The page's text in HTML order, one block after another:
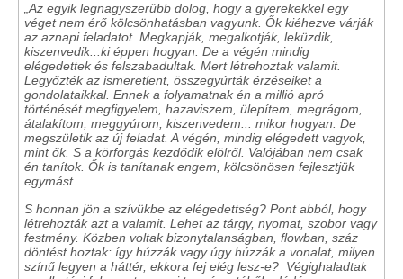
„Az egyik legnagyszerűbb dolog, hogy a gyerekekkel egy
véget nem érő kölcsönhatásban vagyunk. Ők kiéhezve várják
az aznapi feladatot. Megkapják, megalkotják, leküzdik,
kiszenvedik...ki éppen hogyan. De a végén mindig
elégedettek és felszabadultak. Mert létrehoztak valamit.
Legyőzték az ismeretlent, összegyúrták érzéseiket a
gondolataikkal. Ennek a folyamatnak én a millió apró
történését megfigyelem, hazaviszem, ülepítem, megrágom,
átalakítom, meggyúrom, kiszenvedem... mikor hogyan. De
megszületik az új feladat. A végén, mindig elégedett vagyok,
mint ők. S a körforgás kezdődik elölről. Valójában nem csak
én tanítok. Ők is tanítanak engem, kölcsönösen fejlesztjük
egymást.
S honnan jön a szívükbe az elégedettség? Pont abból, hogy
létrehozták azt a valamit. Lehet az tárgy, nyomat, szobor vagy
festmény. Közben voltak bizonytalanságban, flowban, száz
döntést hoztak: így húzzák vagy úgy húzzák a vonalat, milyen
színű legyen a háttér, ekkora fej elég lesz-e? Végighaladtak